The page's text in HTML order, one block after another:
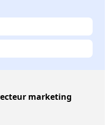
marketing